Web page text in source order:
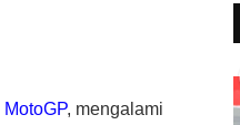
MotoGP, mengalami